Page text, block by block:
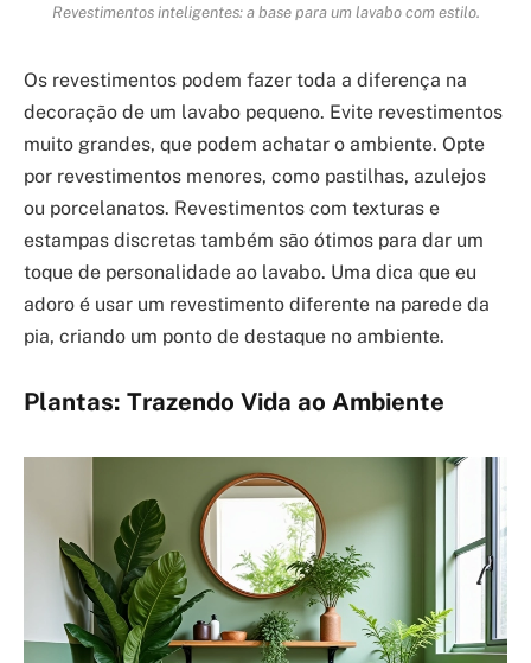
Revestimentos inteligentes: a base para um lavabo com estilo.
Os revestimentos podem fazer toda a diferença na
decoração de um lavabo pequeno. Evite revestimentos
muito grandes, que podem achatar o ambiente. Opte
por revestimentos menores, como pastilhas, azulejos
ou porcelanatos. Revestimentos com texturas e
estampas discretas também são ótimos para dar um
toque de personalidade ao lavabo. Uma dica que eu
adoro é usar um revestimento diferente na parede da
pia, criando um ponto de destaque no ambiente.
Plantas: Trazendo Vida ao Ambiente